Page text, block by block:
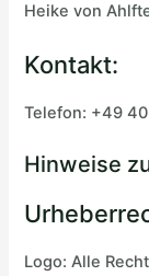
Heike von
Kontakt:
Telefon: +49
Hinweise
Logo: Alle